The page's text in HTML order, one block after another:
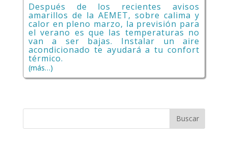
Después de los recientes avisos
amarillos de la AEMET, sobre calima y
calor en pleno marzo, la previsión para
el verano es que las temperaturas no
van a ser bajas. Instalar un aire
acondicionado te ayudará a tu confort
térmico.
(más…)